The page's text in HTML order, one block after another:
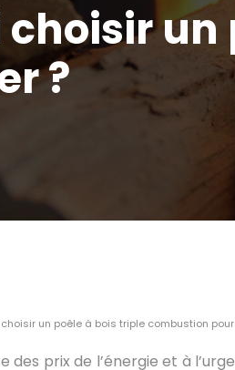
choisir
?
un poêle à bois triple combustion
des prix de l’énergie et à